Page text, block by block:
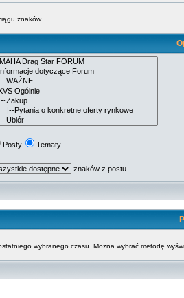
znaków
Posty Tematy
znaków z postu
wybranego czasu. Można wybrać metodę